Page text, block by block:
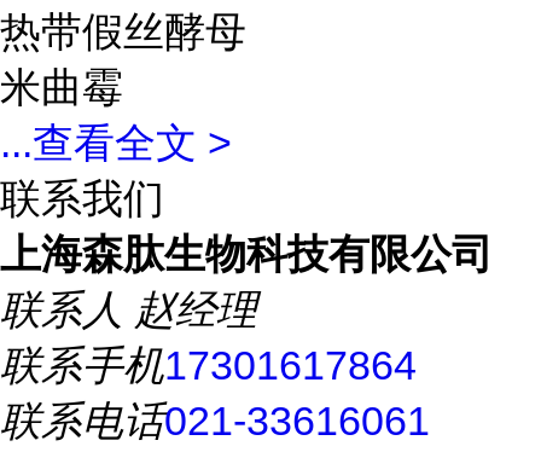
热带假丝酵母
米曲霉
...查看全文 >
联系我们
上海森肽生物科技有限公司
联系人 赵经理
联系手机17301617864
联系电话021-33616061